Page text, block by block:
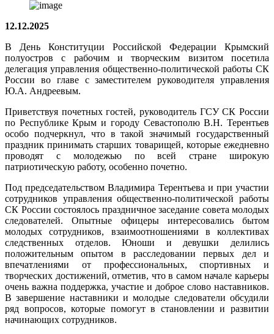
12.12.2025
В День Конституции Российской Федерации Крымский
полуостров с рабочим и творческим визитом посетила
делегация управления общественно-политической работы СК
России во главе с заместителем руководителя управления
Ю.А. Андреевым.
Приветствуя почетных гостей, руководитель ГСУ СК России
по Республике Крым и городу Севастополю В.Н. Терентьев
особо подчеркнул, что в такой значимый государственный
праздник принимать старших товарищей, которые ежедневно
проводят с молодежью по всей стране широкую
патриотическую работу, особенно почетно.
Под председательством Владимира Терентьева и при участии
сотрудников управления общественно-политической работы
СК России состоялось праздничное заседание совета молодых
следователей. Опытные офицеры интересовались бытом
молодых сотрудников, взаимоотношениями в коллективах
следственных отделов. Юноши и девушки делились
положительным опытом в расследовании первых дел и
впечатлениями от профессиональных, спортивных и
творческих достижений, отметив, что в самом начале карьеры
очень важна поддержка, участие и доброе слово наставников.
В завершение наставники и молодые следователи обсудили
ряд вопросов, которые помогут в становлении и развитии
начинающих сотрудников.